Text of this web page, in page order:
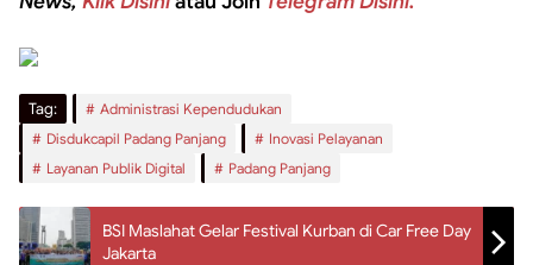
Tag:
Administrasi Kependudukan
Disdukcapil Padang Panjang
Inovasi Pelayanan
Layanan Publik Digital
Padang Panjang
BSI Maslahat Gelar Festival Kurban di Car Free Day
Jakarta